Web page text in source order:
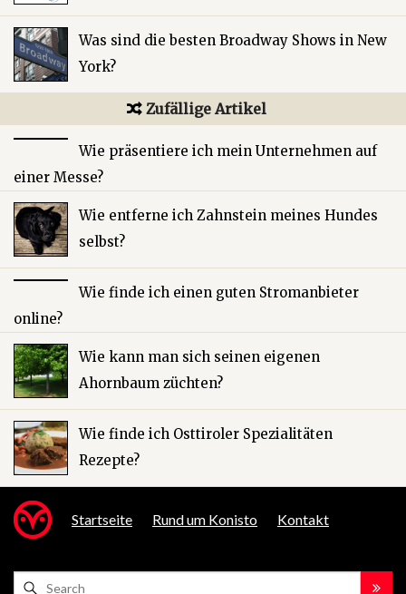
Was sind die besten Broadway Shows in New
York?
Zufällige Artikel
Wie präsentiere ich mein Unternehmen auf
einer Messe?
Wie entferne ich Zahnstein meines Hundes
selbst?
Wie finde ich einen guten Stromanbieter
online?
Wie kann man sich seinen eigenen
Ahornbaum züchten?
Wie finde ich Osttiroler Spezialitäten
Rezepte?
Startseite Rund um Konisto Kontakt